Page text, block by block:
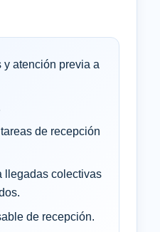
y atención previa a
de recepción
llegadas colectivas
de recepción.